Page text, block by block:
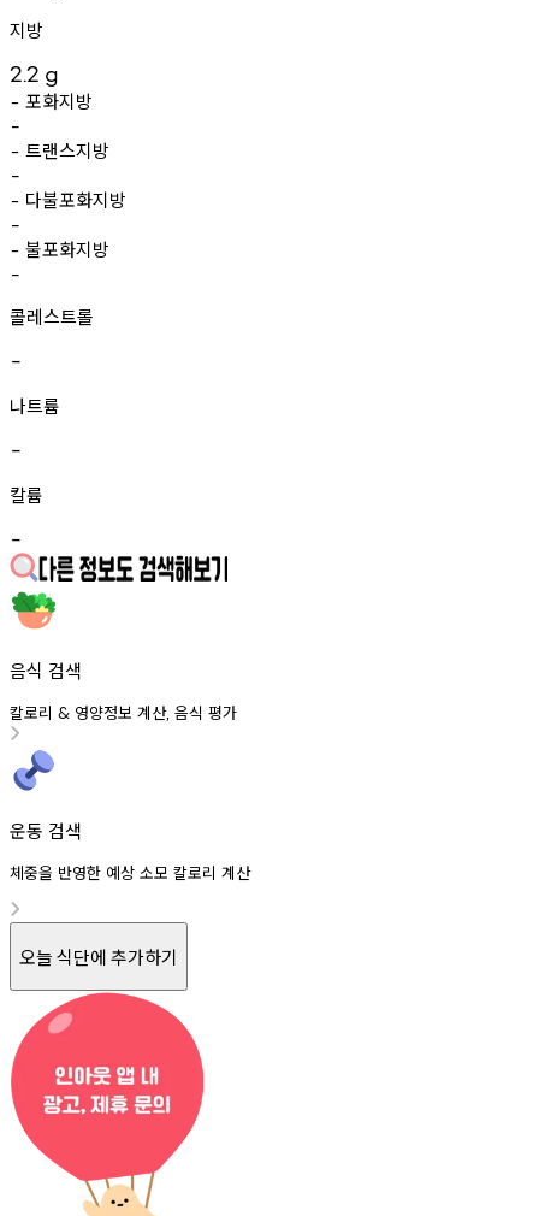
지방
2.2 g
- 포화지방
-
- 트랜스지방
-
- 다불포화지방
-
- 불포화지방
-
콜레스트롤
-
나트륨
-
칼륨
-
음식 검색
칼로리 & 영양정보 계산, 음식 평가
운동 검색
체중을 반영한 예상 소모 칼로리 계산
오늘 식단에 추가하기